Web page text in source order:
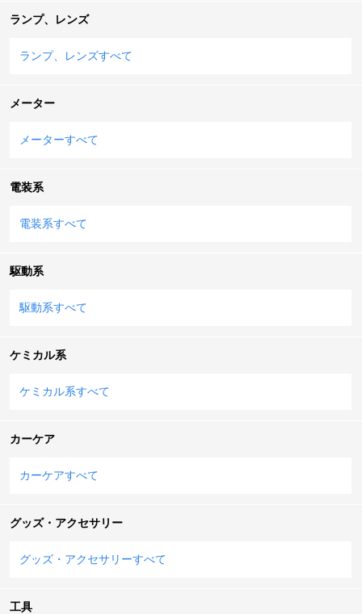
ランプ、レンズ
ランプ、レンズすべて
メーター
メーターすべて
電装系
電装系すべて
駆動系
駆動系すべて
ケミカル系
ケミカル系すべて
カーケア
カーケアすべて
グッズ・アクセサリー
グッズ・アクセサリーすべて
工具